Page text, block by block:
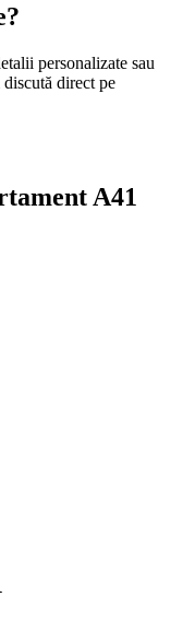
personalizate sau
direct pe
A41